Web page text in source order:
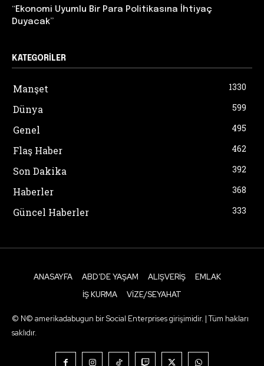
“Ekonomi Uyumlu Bir Para Politikasına İhtiyaç
Duyacak”
KATEGORILER
Manşet 1330
Dünya 599
Genel 495
Flaş Haber 462
Son Dakika 392
Haberler 368
Güncel Haberler 333
ANASAYFA ABD’DE YAŞAM ALIŞVERIŞ
EMLAK
İŞ KURMA
VIZE/SEYAHAT
© N© amerikadabugun bir Social Enterprises girişimidir. | Tüm hakları
saklıdır.